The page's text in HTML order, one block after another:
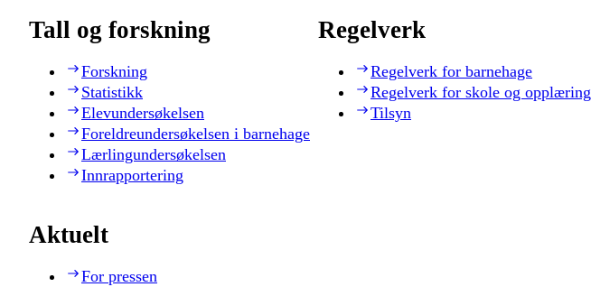
Tall og forskning
Forskning
Statistikk
Elevundersøkelsen
Foreldreundersøkelsen i barnehage
Lærlingundersøkelsen
Innrapportering
Regelverk
Regelverk for barnehage
Regelverk for skole og opplæring
Tilsyn
Aktuelt
For pressen